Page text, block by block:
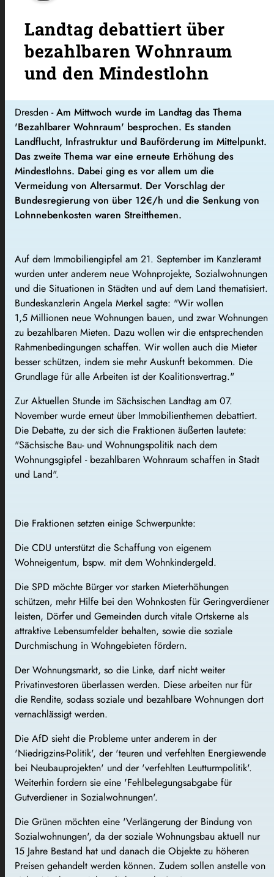
Landtag debattiert über
bezahlbaren Wohnraum
und den Mindestlohn
Dresden -Am Mittwoch wurde im Landtag das Thema
'Bezahlbarer Wohnraum' besprochen. Es standen
Landflucht, Infrastruktur und Bauförderung im Mittelpunkt.
Das zweite Thema war eine erneute Erhöhung des
Mindestlohns. Dabei ging es vor allem um die
Vermeidung von Altersarmut. Der Vorschlag der
Bundesregierung von über 12€/h und die Senkung von
Lohnnebenkosten waren Streitthemen.
Auf dem Immobiliengipfel am 21. September im Kanzleramt
wurden unter anderem neue Wohnprojekte, Sozialwohnungen
und die Situationen in Städten und auf dem Land thematisiert.
Bundeskanzlerin Angela Merkel sagte: "Wir wollen
1,5 Millionen neue Wohnungen bauen, und zwar Wohnungen
zu bezahlbaren Mieten. Dazu wollen wir die entsprechenden
Rahmenbedingungen schaffen. Wir wollen auch die Mieter
besser schützen, indem sie mehr Auskunft bekommen. Die
Grundlage für alle Arbeiten ist der Koalitionsvertrag."
Zur Aktuellen Stunde im Sächsischen Landtag am 07.
November wurde erneut über Immobilienthemen debattiert.
Die Debatte, zu der sich die Fraktionen äußerten lautete:
"Sächsische Bau- und Wohnungspolitik nach dem
Wohnungsgipfel - bezahlbaren Wohnraum schaffen in Stadt
und Land".
Die Fraktionen setzten einige Schwerpunkte:
Die CDU unterstützt die Schaffung von eigenem
Wohneigentum, bspw. mit dem Wohnkindergeld.
Die SPD möchte Bürger vor starken Mieterhöhungen
schützen, mehr Hilfe bei den Wohnkosten für Geringverdiener
leisten, Dörfer und Gemeinden durch vitale Ortskerne als
attraktive Lebensumfelder behalten, sowie die soziale
Durchmischung in Wohngebieten fördern.
Der Wohnungsmarkt, so die Linke, darf nicht weiter
Privatinvestoren überlassen werden. Diese arbeiten nur für
die Rendite, sodass soziale und bezahlbare Wohnungen dort
vernachlässigt werden.
Die AfD sieht die Probleme unter anderem in der
'Niedrigzins-Politik', der 'teuren und verfehlten Energiewende
bei Neubauprojekten' und der 'verfehlten Leutturmpolitik'.
Weiterhin fordern sie eine 'Fehlbelegungsabgabe für
Gutverdiener in Sozialwohnungen'.
Die Grünen möchten eine 'Verlängerung der Bindung von
Sozialwohnungen', da der soziale Wohnungsbau aktuell nur
15 Jahre Bestand hat und danach die Objekte zu höheren
Preisen gehandelt werden können. Zudem sollen anstelle von